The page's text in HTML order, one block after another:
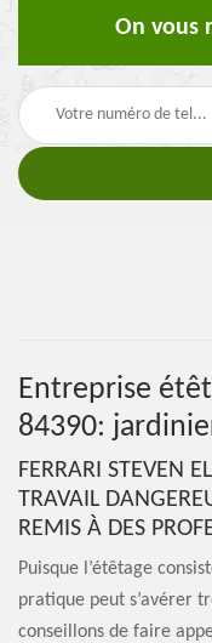
On vous
Entreprise
84390:
FERRARI STEVEN
TRAVAIL
REMIS À DES
Puisque l’étêtage
pratique peut s’avérer
conseillons de faire